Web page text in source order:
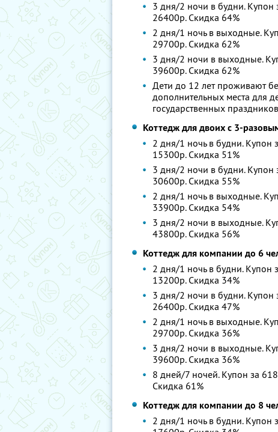
3 дня/2 ночи в будни. Купон
26400р. Скидка 64%
2 дня/1 ночь в выходные.
29700р. Скидка 62%
3 дня/2 ночи в выходные.
39600р. Скидка 62%
Дети до 12 лет проживают
дополнительных места для
государственных
Коттедж для двоих с 3-
2 дня/1 ночь в будни. Купон
15300р. Скидка 51%
3 дня/2 ночи в будни. Купон
30600р. Скидка 55%
2 дня/1 ночь в выходные.
33900р. Скидка 54%
3 дня/2 ночи в выходные.
43800р. Скидка 56%
Коттедж для компании до 6
2 дня/1 ночь в будни. Купон
13200р. Скидка 34%
3 дня/2 ночи в будни. Купон
26400р. Скидка 47%
2 дня/1 ночь в выходные.
29700р. Скидка 36%
3 дня/2 ночи в выходные.
39600р. Скидка 36%
8 дней/7 ночей. Купон за
Скидка 61%
Коттедж для компании до 8
2 дня/1 ночь в будни. Купон